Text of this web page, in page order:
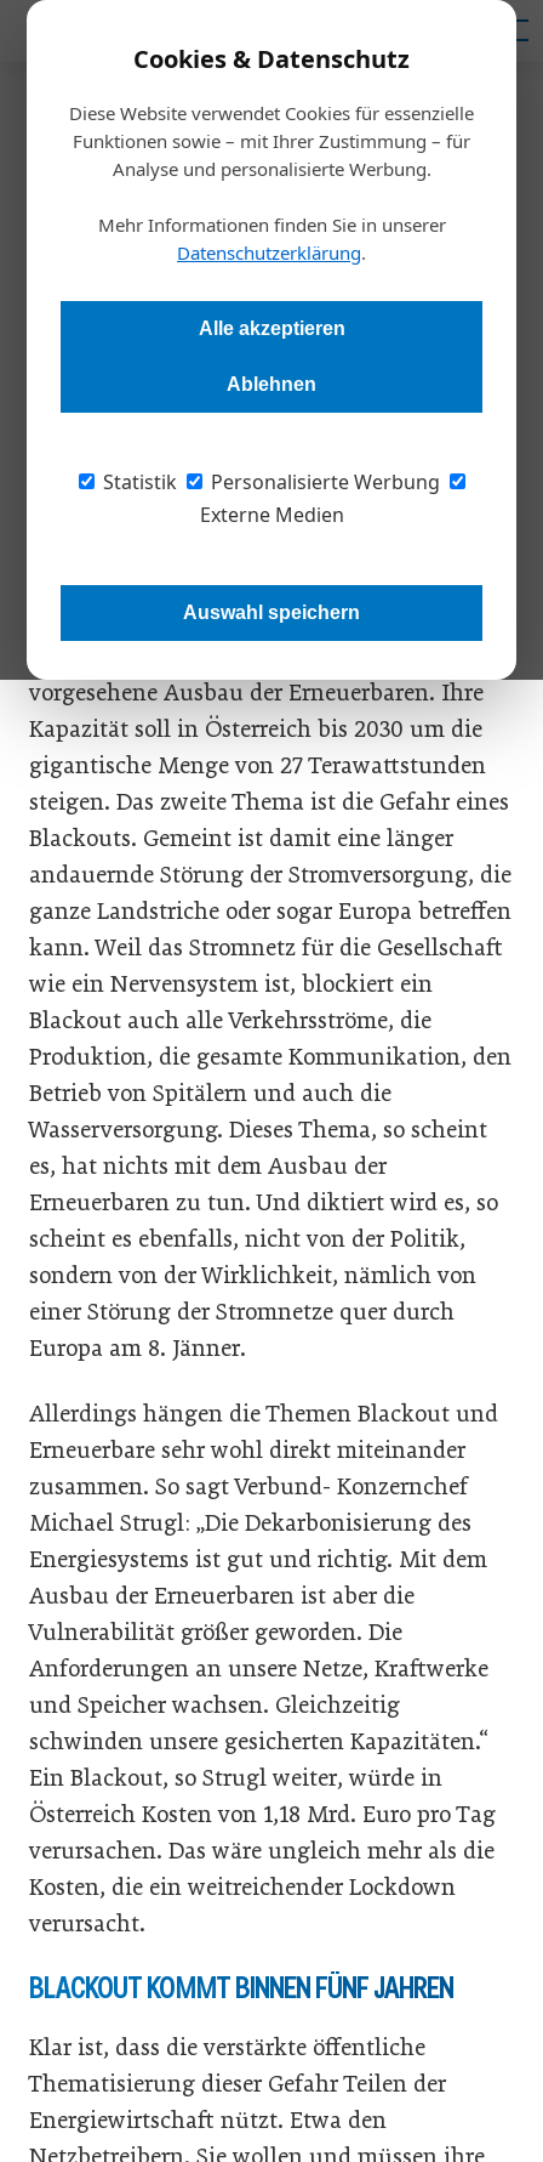
Cookies & Datenschutz
Diese Website verwendet Cookies für essenzielle
Funktionen sowie – mit Ihrer Zustimmung – für
Analyse und personalisierte Werbung.
Mehr Informationen finden Sie in unserer
Datenschutzerklärung.
Alle akzeptieren
Ablehnen
Statistik
Personalisierte Werbung
Externe Medien
Auswahl speichern
Startseite/Inspiration
Wenn das Licht ausgeht
Redaktion 08.06.2021, 12:31 Uhr
Anfang des Jahres ist Europa nur knapp an einem
Blackout kann alle Systeme bis hin zur Wasserversorgung
lahmlegen. Österreichs Stromwirtschaft hat die Gefahr
beunruhigt zu sein.
bestimmen in diesem Jahr genau zwei
Themen. Das eine Thema diktiert die Politik:
vorgesehene Ausbau der Erneuerbaren. Ihre
Kapazität soll in Österreich bis 2030 um die
gigantische Menge von 27 Terawattstunden
steigen. Das zweite Thema ist die Gefahr eines
Blackouts. Gemeint ist damit eine länger
andauernde Störung der Stromversorgung, die
ganze Landstriche oder sogar Europa betreffen
kann. Weil das Stromnetz für die Gesellschaft
wie ein Nervensystem ist, blockiert ein
Blackout auch alle Verkehrsströme, die
Produktion, die gesamte Kommunikation, den
Betrieb von Spitälern und auch die
Wasserversorgung. Dieses Thema, so scheint
es, hat nichts mit dem Ausbau der
Erneuerbaren zu tun. Und diktiert wird es, so
scheint es ebenfalls, nicht von der Politik,
sondern von der Wirklichkeit, nämlich von
einer Störung der Stromnetze quer durch
Europa am 8. Jänner.
Allerdings hängen die Themen Blackout und
Erneuerbare sehr wohl direkt miteinander
zusammen. So sagt Verbund- Konzernchef
Michael Strugl: „Die Dekarbonisierung des
Energiesystems ist gut und richtig. Mit dem
Ausbau der Erneuerbaren ist aber die
Vulnerabilität größer geworden. Die
Anforderungen an unsere Netze, Kraftwerke
und Speicher wachsen. Gleichzeitig
schwinden unsere gesicherten Kapazitäten.“
Ein Blackout, so Strugl weiter, würde in
Österreich Kosten von 1,18 Mrd. Euro pro Tag
verursachen. Das wäre ungleich mehr als die
Kosten, die ein weitreichender Lockdown
verursacht.
BLACKOUT KOMMT BINNEN FÜNF JAHREN
Klar ist, dass die verstärkte öffentliche
Thematisierung dieser Gefahr Teilen der
Energiewirtschaft nützt. Etwa den